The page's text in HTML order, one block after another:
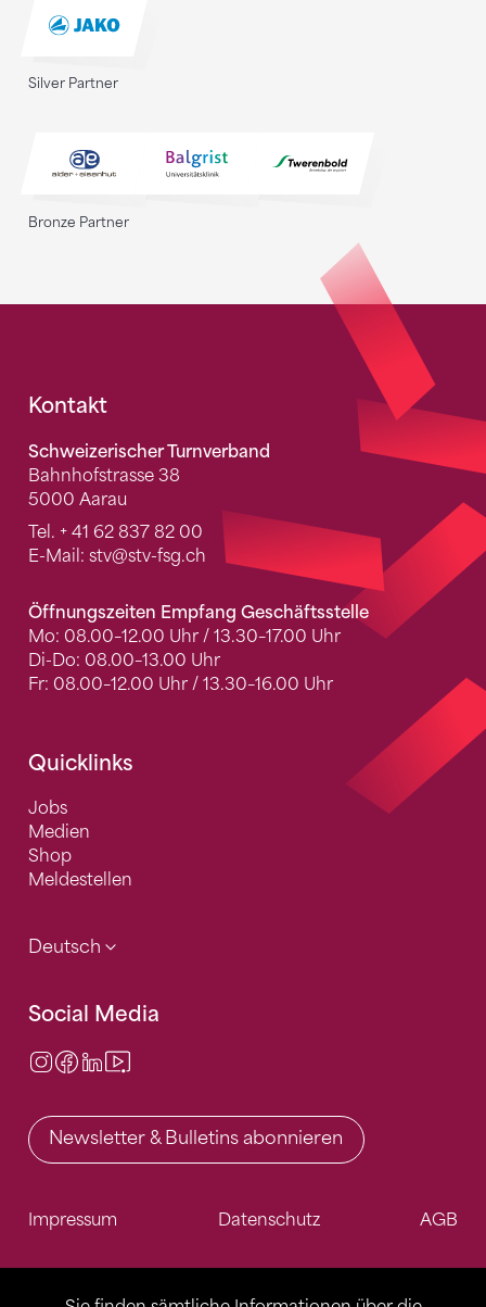
Silver Partner
Bronze Partner
Fusszeile
Kontakt
Schweizerischer Turnverband
Bahnhofstrasse 38
5000 Aarau
Tel. + 41 62 837 82 00
E-Mail: stv@stv-fsg.ch
Öffnungszeiten Empfang Geschäftsstelle
Mo: 08.00–12.00 Uhr / 13.30–17.00 Uhr
Di-Do: 08.00–13.00 Uhr
Fr: 08.00–12.00 Uhr / 13.30–16.00 Uhr
Quicklinks
Jobs
Medien
Shop
Meldestellen
Deutsch
Social Media
Instagram
Facebook
LinkedIn
Newsletter & Bulletins abonnieren
Impressum Datenschutz AGB